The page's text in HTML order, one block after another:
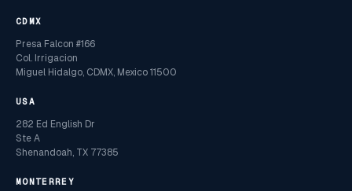
CDMX
Presa Falcon #166
Col. Irrigacion
Miguel Hidalgo, CDMX, Mexico 11500
USA
282 Ed English Dr
Ste A
Shenandoah, TX 77385
MONTERREY